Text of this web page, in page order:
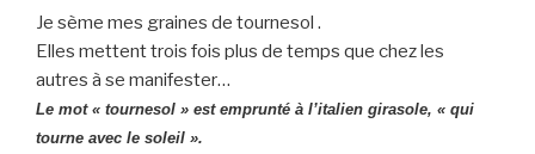
Je sème mes graines de tournesol .
Elles mettent trois fois plus de temps que chez les
autres à se manifester…
Le mot « tournesol » est emprunté à l’italien girasole, « qui
tourne avec le soleil ».